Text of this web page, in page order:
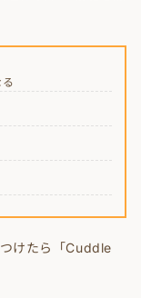
けたら「Cuddle